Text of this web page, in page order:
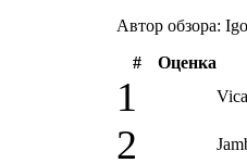
Автор обзора:
#
Оценка
1
2